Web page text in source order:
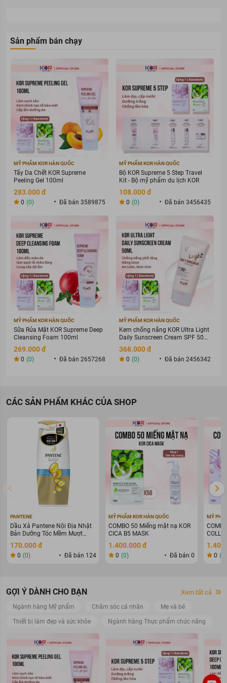
Sản phẩm bán chạy
MỸ PHẨM KOR HÀN QUỐC
Tẩy Da Chết KOR Supreme
Peeling Gel 100ml
283.000 đ
0 (0) Đã bán 3589875
MỸ PHẨM KOR HÀN QUỐC
Bộ KOR Supreme 5 Step Travel
Kit - Bộ mỹ phẩm du lịch KOR
108.000 đ
0 (0) Đã bán 3456435
MỸ PHẨM KOR HÀN QUỐC
Sữa Rửa Mặt KOR Supreme Deep
Cleansing Foam 100ml
269.000 đ
0 (0) Đã bán 2657268
MỸ PHẨM KOR HÀN QUỐC
Kem chống nắng KOR Ultra Light
Daily Sunscreen Cream SPF 50+
PA ++++
368.000 đ
0 (0) Đã bán 2456342
CÁC SẢN PHẨM KHÁC CỦA SHOP
PANTENE
Dầu Xả Pantene Nội Địa Nhật
Bản Dưỡng Tóc Mềm Mượt
400g
170.000 đ
0 (0) Đã bán 124
MỸ PHẨM KOR HÀN QUỐC
COMBO 50 Miếng mặt nạ KOR
CICA B5 MASK
1.400.000 đ
0 (0) Đã bán 0
MỸ
0 (0)
GỢI Ý DÀNH CHO BẠN
Ngành hàng Mỹ phẩm Chăm sóc cá nhân Mẹ và bé
Thiết bị làm đẹp và sức khỏe Ngành hàng Thực phẩm chức năng
Xem tất cả